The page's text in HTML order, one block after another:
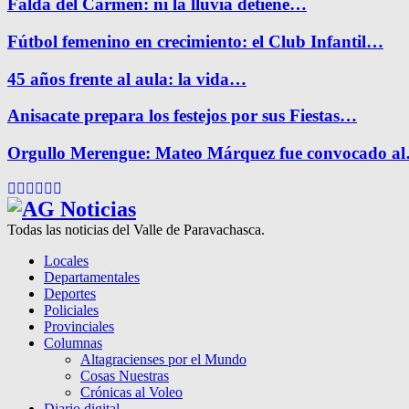
Falda del Carmen: ni la lluvia detiene…
Fútbol femenino en crecimiento: el Club Infantil…
45 años frente al aula: la vida…
Anisacate prepara los festejos por sus Fiestas…
Orgullo Merengue: Mateo Márquez fue convocado
Facebook
Twitter
Instagram
Pinterest
Google
Todas las noticias del Valle de Paravachasca.
Locales
Departamentales
Deportes
Policiales
Provinciales
Columnas
Altagracienses por el Mundo
Cosas Nuestras
Crónicas al Voleo